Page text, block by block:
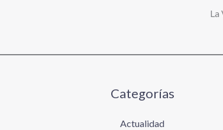
La
Categorías
Actualidad